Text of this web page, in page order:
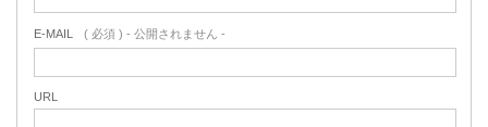
E-MAIL ( 必須 ) - 公開されません -
URL